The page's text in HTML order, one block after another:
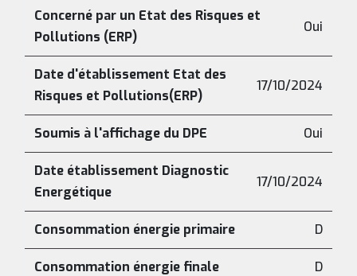
Concerné par un Etat des Risques et
Pollutions (ERP)
Oui
Date d'établissement Etat des
Risques et Pollutions(ERP)
17/10/2024
Soumis à l'affichage du DPE Oui
Date établissement Diagnostic
Energétique
17/10/2024
Consommation énergie primaire D
Consommation énergie finale D